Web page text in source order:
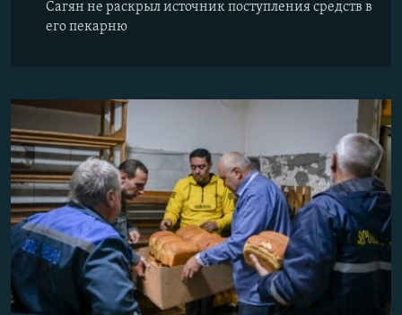
Сагян не раскрыл источник поступления средств в
его пекарню